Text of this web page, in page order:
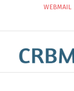
WEBMAIL